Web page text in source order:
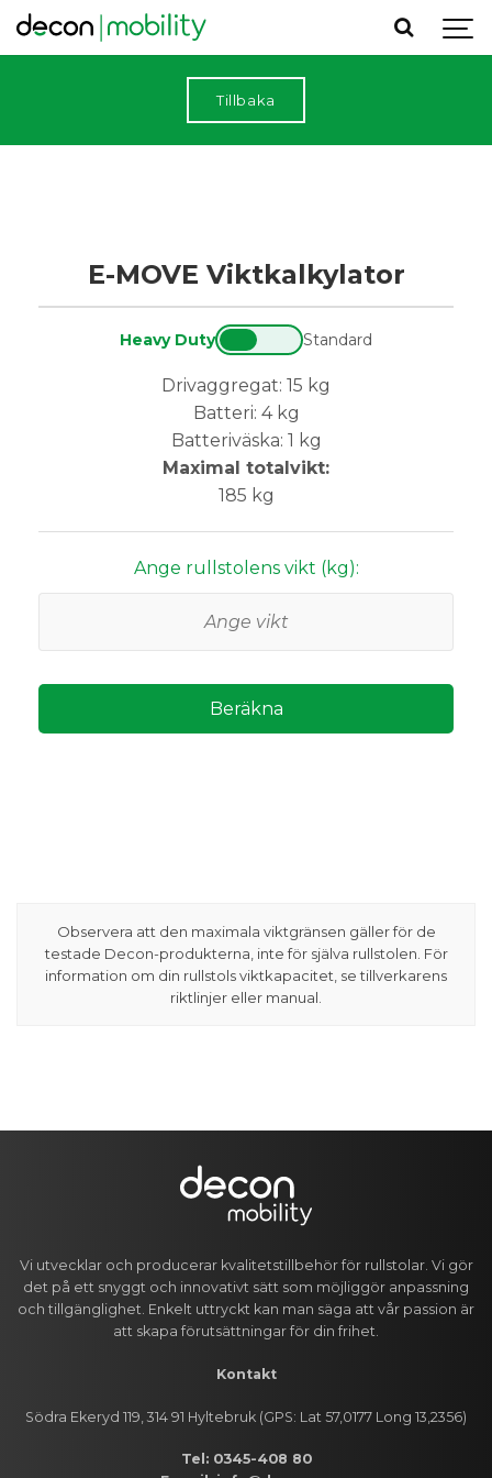
Tillbaka
E-MOVE Viktkalkylator
Heavy Duty Standard
Drivaggregat: 15 kg
Batteri: 4 kg
Batteriväska: 1 kg
Maximal totalvikt:
185 kg
Ange rullstolens vikt (kg):
Beräkna
Observera att den maximala viktgränsen gäller för de
testade Decon-produkterna, inte för själva rullstolen. För
information om din rullstols viktkapacitet, se tillverkarens
riktlinjer eller manual.
Vi utvecklar och producerar kvalitetstillbehör för rullstolar. Vi gör
det på ett snyggt och innovativt sätt som möjliggör anpassning
och tillgänglighet. Enkelt uttryckt kan man säga att vår passion är
att skapa förutsättningar för din frihet.
Kontakt
Södra Ekeryd 119, 314 91 Hyltebruk (GPS: Lat 57,0177 Long 13,2356)
Tel: 0345-408 80